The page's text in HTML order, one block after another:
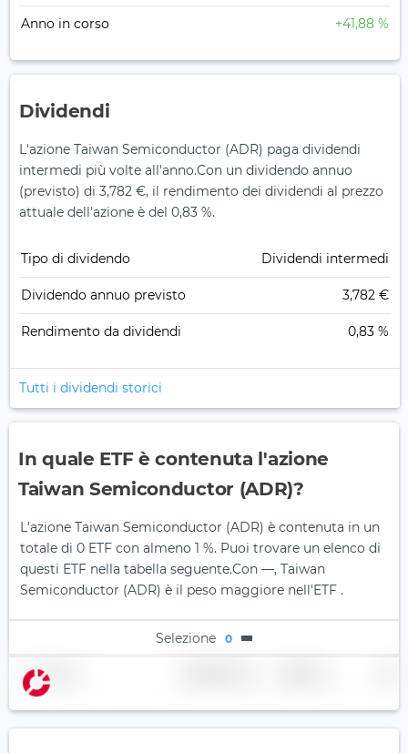
Anno in corso +41,88 %
Dividendi
L'azione Taiwan Semiconductor (ADR) paga dividendi
intermedi più volte all'anno.Con un dividendo annuo
(previsto) di 3,782 €, il rendimento dei dividendi al prezzo
attuale dell'azione è del 0,83 %.
Tipo di dividendo Dividendi intermedi
Dividendo annuo previsto 3,782 €
Rendimento da dividendi 0,83 %
Tutti i dividendi storici
In quale ETF è contenuta l'azione
Taiwan Semiconductor (ADR)?
L'azione Taiwan Semiconductor (ADR) è contenuta in un
totale di 0 ETF con almeno 1 %. Puoi trovare un elenco di
questi ETF nella tabella seguente.Con —, Taiwan
Semiconductor (ADR) è il peso maggiore nell'ETF .
Selezione 0
Nome